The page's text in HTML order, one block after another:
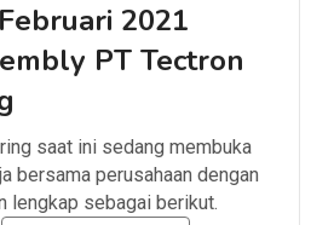
2021
PT Tectron
saat ini sedang membuka
bersama perusahaan dengan
lengkap sebagai berikut.